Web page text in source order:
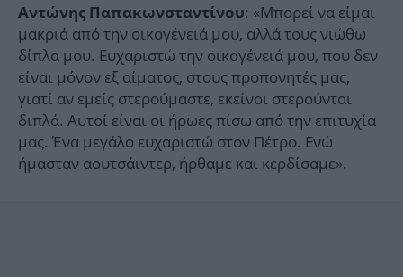
Αντώνης Παπακωνσταντίνου: «Μπορεί να είμαι
μακριά από την οικογένειά μου, αλλά τους νιώθω
δίπλα μου. Ευχαριστώ την οικογένειά μου, που δεν
είναι μόνον εξ αίματος, στους προπονητές μας,
γιατί αν εμείς στερούμαστε, εκείνοι στερούνται
διπλά. Αυτοί είναι οι ήρωες πίσω από την επιτυχία
μας. Ένα μεγάλο ευχαριστώ στον Πέτρο. Ενώ
ήμασταν αουτσάιντερ, ήρθαμε και κερδίσαμε».